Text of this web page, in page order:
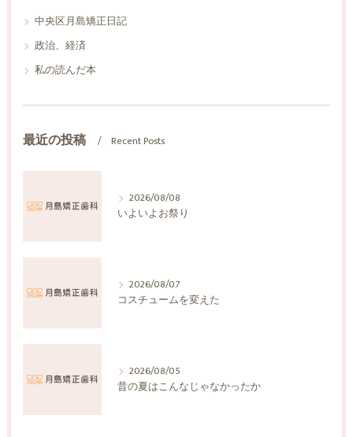
中央区月島矯正日記
政治、経済
私の読んだ本
最近の投稿 Recent Posts
2026/08/08
いよいよお祭り
2026/08/07
コスチュームを変えた
2026/08/05
昔の夏はこんなじゃなかったか